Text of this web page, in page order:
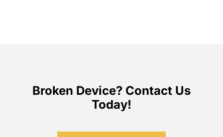
Broken Device? Contact Us
Today!